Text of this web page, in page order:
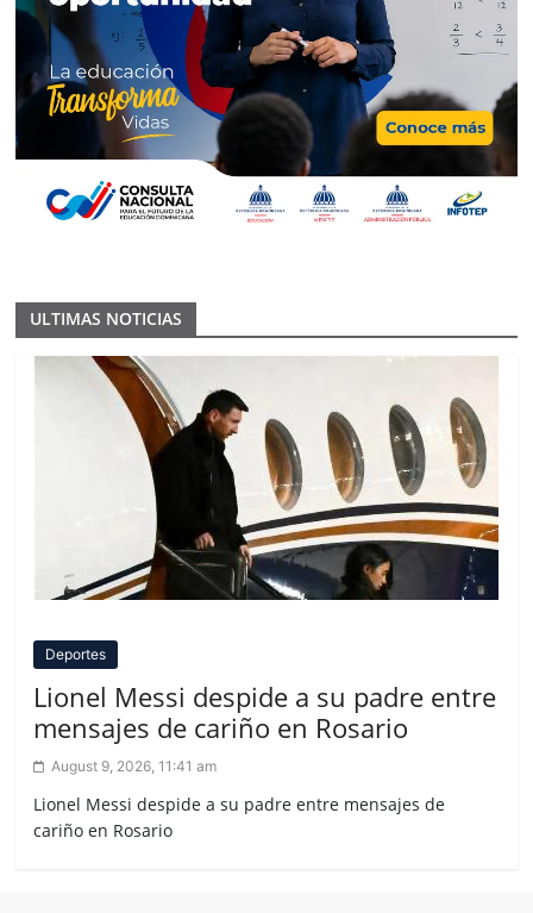
ULTIMAS NOTICIAS
Deportes
Lionel Messi despide a su padre entre
mensajes de cariño en Rosario
August 9, 2026, 11:41 am
Lionel Messi despide a su padre entre mensajes de
cariño en Rosario